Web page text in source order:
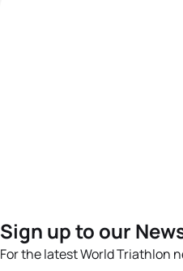
Sign up to our
For the latest World Triathlon